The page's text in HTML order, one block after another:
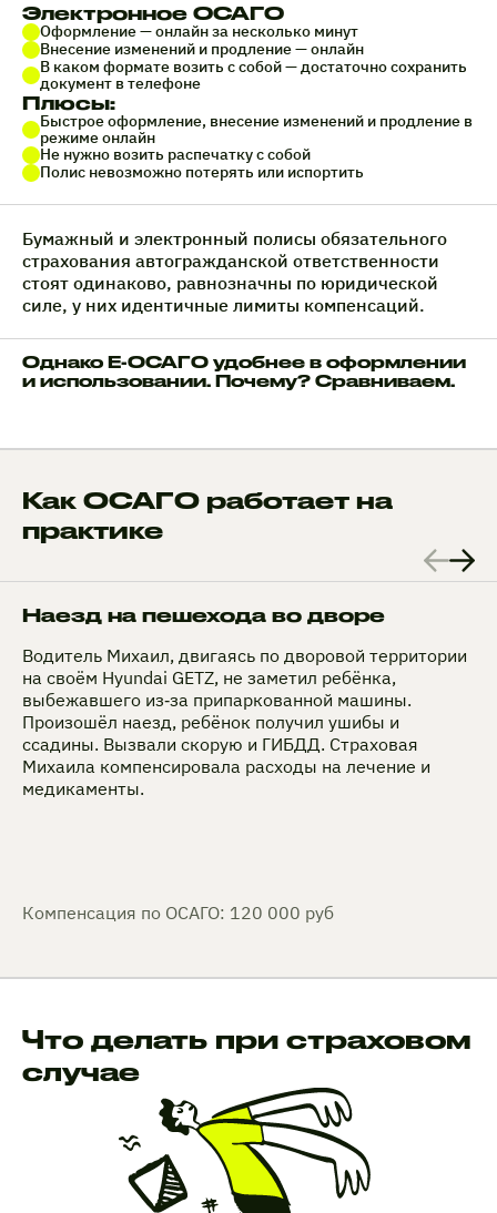
Электронное ОСАГО
Оформление — онлайн за несколько минут
Внесение изменений и продление — онлайн
В каком формате возить с собой — достаточно сохранить
документ в телефоне
Плюсы:
Быстрое оформление, внесение изменений и продление в
режиме онлайн
Не нужно возить распечатку с собой
Полис невозможно потерять или испортить
Бумажный и электронный полисы обязательного
страхования автогражданской ответственности
стоят одинаково, равнозначны по юридической
силе, у них идентичные лимиты компенсаций.
Однако Е-ОСАГО удобнее в оформлении
и использовании. Почему? Сравниваем.
Как ОСАГО работает на
практике
Наезд на пешехода во дворе
Водитель Михаил, двигаясь по дворовой территории
на своём Hyundai GETZ, не заметил ребёнка,
выбежавшего из‑за припаркованной машины.
Произошёл наезд, ребёнок получил ушибы и
ссадины. Вызвали скорую и ГИБДД. Страховая
Михаила компенсировала расходы на лечение и
медикаменты.
Компенсация по ОСАГО: 120 000 руб
Что делать при страховом
случае